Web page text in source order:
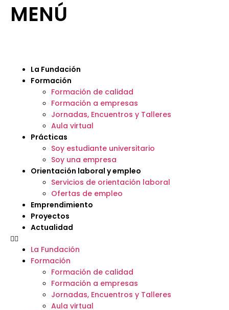
MENÚ
La Fundación
Formación
Formación de calidad
Formación a empresas
Jornadas, Encuentros y Talleres
Aula virtual
Prácticas
Soy estudiante universitario
Soy una empresa
Orientación laboral y empleo
Servicios de orientación laboral
Ofertas de empleo
Emprendimiento
Proyectos
Actualidad
La Fundación
Formación
Formación de calidad
Formación a empresas
Jornadas, Encuentros y Talleres
Aula virtual